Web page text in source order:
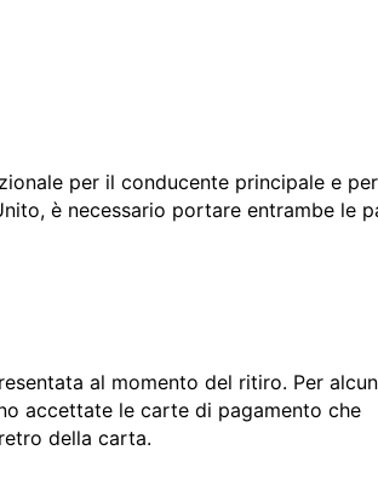
per il conducente principale e
è necessario portare entrambe le
al momento del ritiro. Per
accettate le carte di pagamento che
della carta.